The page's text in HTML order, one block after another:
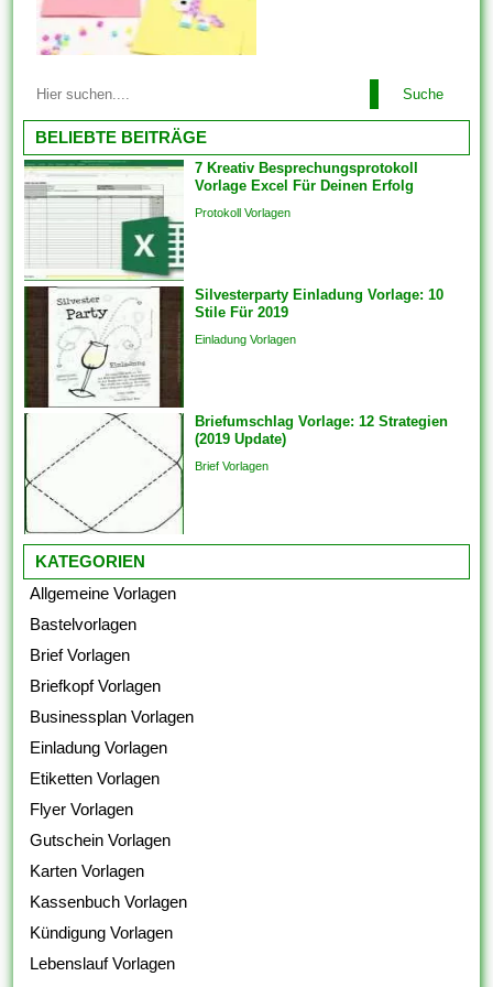
können Sie die Kriterien auch
konsistent einrichten. Wenn
Lösungen oder auch
Sie die...
problemlos alles arrangieren.
Einige der Vorlagen sind
branchenspezifisch. Diese
können auch Die
Kommunikation und
Engagements strukturieren,
um sicherzustellen, dass das
Endprodukt von hoher Qualität
ist. Sie bringen die Vorlagen
auch überspringen und
Analogien in...
Suche
BELIEBTE BEITRÄGE
7 Kreativ Besprechungsprotokoll
Vorlage Excel Für Deinen Erfolg
Protokoll Vorlagen
Silvesterparty Einladung Vorlage: 10
Stile Für 2019
Einladung Vorlagen
Briefumschlag Vorlage: 12 Strategien
(2019 Update)
Brief Vorlagen
KATEGORIEN
Allgemeine Vorlagen
Bastelvorlagen
Brief Vorlagen
Briefkopf Vorlagen
Businessplan Vorlagen
Einladung Vorlagen
Etiketten Vorlagen
Flyer Vorlagen
Gutschein Vorlagen
Karten Vorlagen
Kassenbuch Vorlagen
Kündigung Vorlagen
Lebenslauf Vorlagen